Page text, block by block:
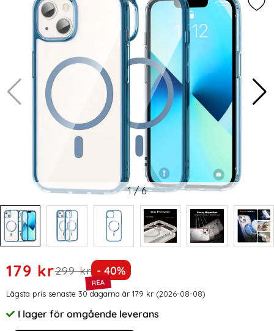
1/6
Handla denna produkt ColorPop iPhone 13 Skal CH
rea pris
179 krtidigare pris
299 kr Priset är nedsatt med
- 40%
Prishistorik
Lägsta pris senaste 30 dagarna är 179 kr (2026-08-08)
Tillgänglighet:
I lager för omgående leverans